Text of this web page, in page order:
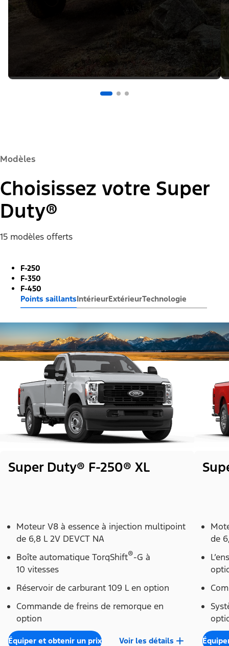
Modèles
Choisissez votre Super
Duty®
15 modèles offerts
F-250
F-350
F-450
Points saillantsIntérieurExtérieurTechnologie
Super Duty® F-250® XL
Moteur V8 à essence à injection multipoint
de 6,8 L 2V DEVCT NA
Boîte automatique TorqShift®-G à
10 vitesses
Réservoir de carburant 109 L en option
Commande de freins de remorque en
option
Équiper et obtenir un prix Voir les détails
de